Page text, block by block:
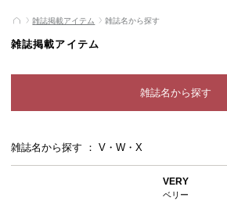
雑誌掲載アイテム 雑誌名から探す
雑誌掲載アイテム
雑誌名から探す
雑誌名から探す ： V・W・X
VERY
ベリー